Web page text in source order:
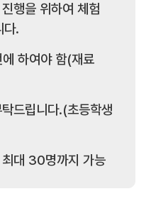
행을 위하여 체험
다.
하여야 함(재료
드립니다.(초등학생
대 30명까지 가능